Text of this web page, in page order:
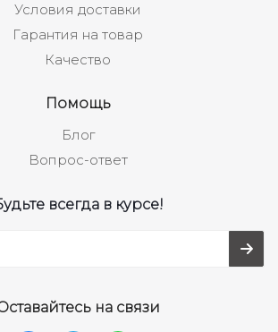
Условия доставки
Гарантия на товар
Качество
Помощь
Блог
Вопрос-ответ
всегда в курсе!
на связи